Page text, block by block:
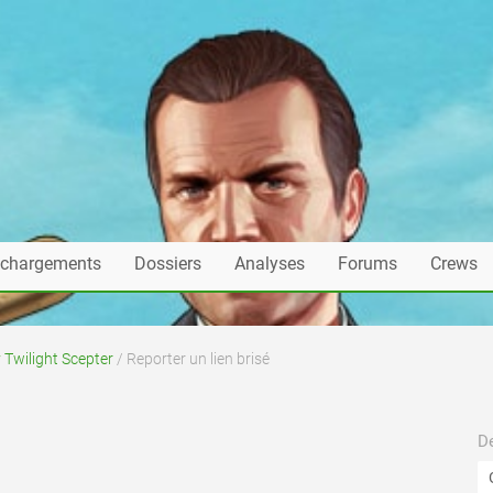
Dossiers Analyses Forums Crews
Twilight Scepter / Reporter un lien brisé